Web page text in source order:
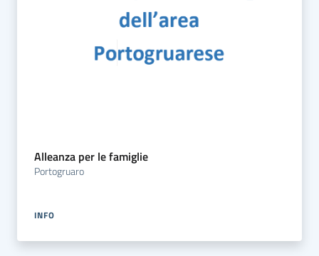
Alleanza per le famiglie
Portogruaro
INFO